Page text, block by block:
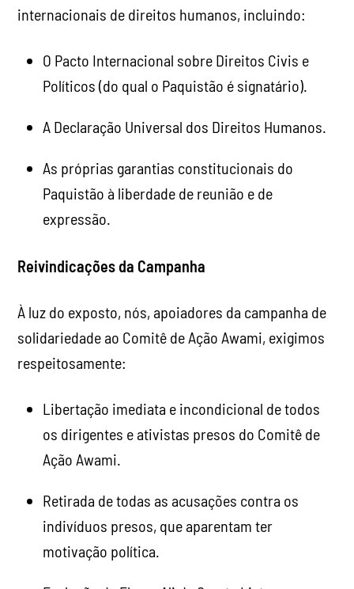
internacionais de direitos humanos, incluindo:
O Pacto Internacional sobre Direitos Civis e
Políticos (do qual o Paquistão é signatário).
A Declaração Universal dos Direitos Humanos.
As próprias garantias constitucionais do
Paquistão à liberdade de reunião e de
expressão.
Reivindicações da Campanha
À luz do exposto, nós, apoiadores da campanha de
solidariedade ao Comitê de Ação Awami, exigimos
respeitosamente:
Libertação imediata e incondicional de todos
os dirigentes e ativistas presos do Comitê de
Ação Awami.
Retirada de todas as acusações contra os
indivíduos presos, que aparentam ter
motivação política.